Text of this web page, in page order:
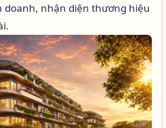
doanh, nhận diện thương hiệu